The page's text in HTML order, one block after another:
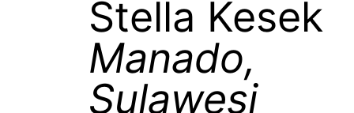
Stella Kesek
Manado,
Sulawesi